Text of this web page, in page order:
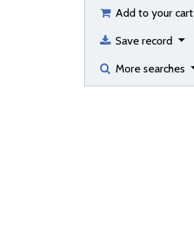
Add to your cart
Save record
More searches